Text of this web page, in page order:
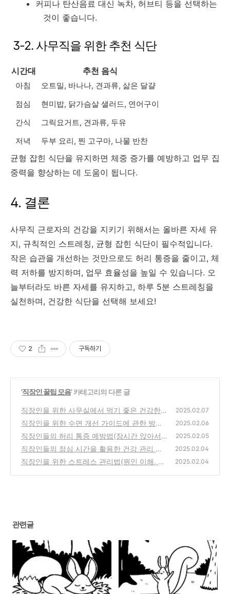
커피나 탄산음료 대신 녹차, 허브티 등을 선택하는
것이 좋습니다.
3-2. 사무직을 위한 추천 식단
시간대 추천 음식
아침
오트밀, 바나나, 견과류, 삶은 달걀
점심
현미밥, 닭가슴살 샐러드, 연어구이
간식
그릭요거트, 견과류, 두유
저녁
두부 요리, 찐 고구마, 나물 반찬
균형 잡힌 식단을 유지하면 체중 증가를 예방하고 업무 집
중력을 향상하는 데 도움이 됩니다.
4. 결론
사무직 근로자의 건강을 지키기 위해서는 올바른 자세 유
지, 규칙적인 스트레칭, 균형 잡힌 식단이 필수적입니다.
작은 습관을 개선하는 것만으로도 허리 통증을 줄이고, 체
력 저하를 방지하며, 업무 효율성을 높일 수 있습니다. 오
늘부터라도 바른 자세를 유지하고, 하루 5분 스트레칭을
실천하며, 건강한 식단을 선택해 보세요!
2 구독하기
'직장인 꿀팁 모음' 카테고리의 다른 글
직장인을 위한 사무실에서 먹기 좋은 건강한
간식
(0)
2025.02.07
직장인을 위한 수면 개선 가이드에 관한 방법
을 소개합니다.
(0)
2025.02.06
직장인들의 허리 통증 예방법(장시간 앉아서
일할 때)
(0)
2025.02.05
직장인들의 점심 시간을 활용한 건강 관리 팁
(0)
2025.02.04
직장인을 위한 스트레스 관리법(원인 이해, 스
2025.02.04
관련글